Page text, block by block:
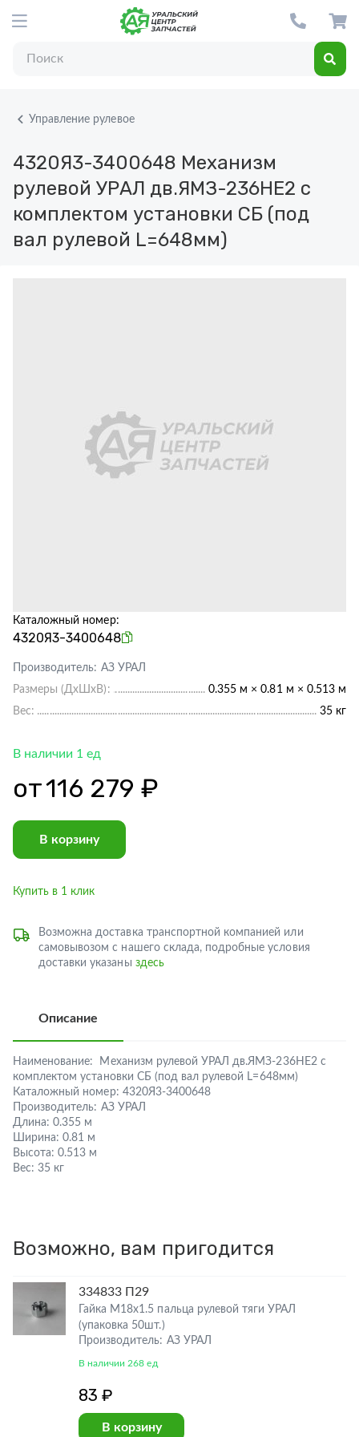
Управление рулевое
4320Я3-3400648 Механизм
рулевой УРАЛ дв.ЯМЗ-236НЕ2 с
комплектом установки СБ (под
вал рулевой L=648мм)
Каталожный номер:
4320Я3-3400648
Производитель: АЗ УРАЛ
Размеры (ДхШхВ):
0.355 м × 0.81 м × 0.513 м
Вес:
35 кг
В наличии 1 ед
от116 279 ₽
В корзину
Купить в 1 клик
Возможна доставка транспортной компанией или
самовывозом с нашего склада, подробные условия
доставки указаны здесь
Описание
Наименование:
Механизм рулевой УРАЛ дв.ЯМЗ-236НЕ2 с
комплектом установки СБ (под вал рулевой L=648мм)
Каталожный номер: 4320Я3-3400648
Производитель: АЗ УРАЛ
Длина: 0.355 м
Ширина: 0.81 м
Высота: 0.513 м
Вес: 35 кг
Возможно, вам пригодится
334833 П29
Гайка М18х1.5 пальца рулевой тяги УРАЛ
(упаковка 50шт.)
Производитель: АЗ УРАЛ
В наличии 268 ед
83 ₽
В корзину